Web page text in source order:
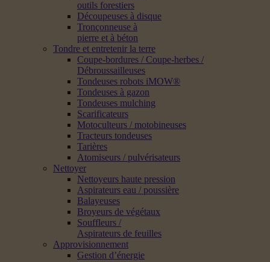
outils forestiers
Découpeuses à disque
Tronçonneuse à
pierre et à béton
Tondre et entretenir la terre
Coupe-bordures / Coupe-herbes /
Débroussailleuses
Tondeuses robots iMOW®
Tondeuses à gazon
Tondeuses mulching
Scarificateurs
Motoculteurs / motobineuses
Tracteurs tondeuses
Tarières
Atomiseurs / pulvérisateurs
Nettoyer
Nettoyeurs haute pression
Aspirateurs eau / poussière
Balayeuses
Broyeurs de végétaux
Souffleurs /
Aspirateurs de feuilles
Approvisionnement
Gestion d’énergie